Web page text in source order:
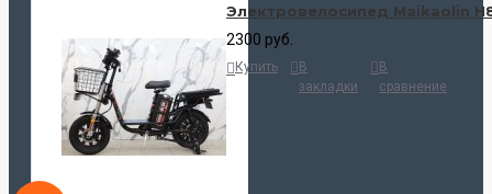
Электровелосипед Maikaolin
2300 руб.
Купить
В
закладки
В
сравнение